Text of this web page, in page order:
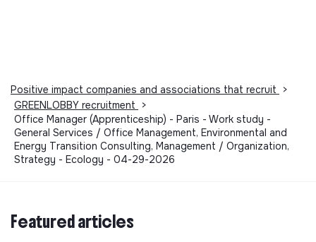
Positive impact companies and associations that recruit
>
GREENLOBBY recruitment
>
Office Manager (Apprenticeship) - Paris - Work study -
General Services / Office Management, Environmental and
Energy Transition Consulting, Management / Organization,
Strategy - Ecology - 04-29-2026
Featured articles